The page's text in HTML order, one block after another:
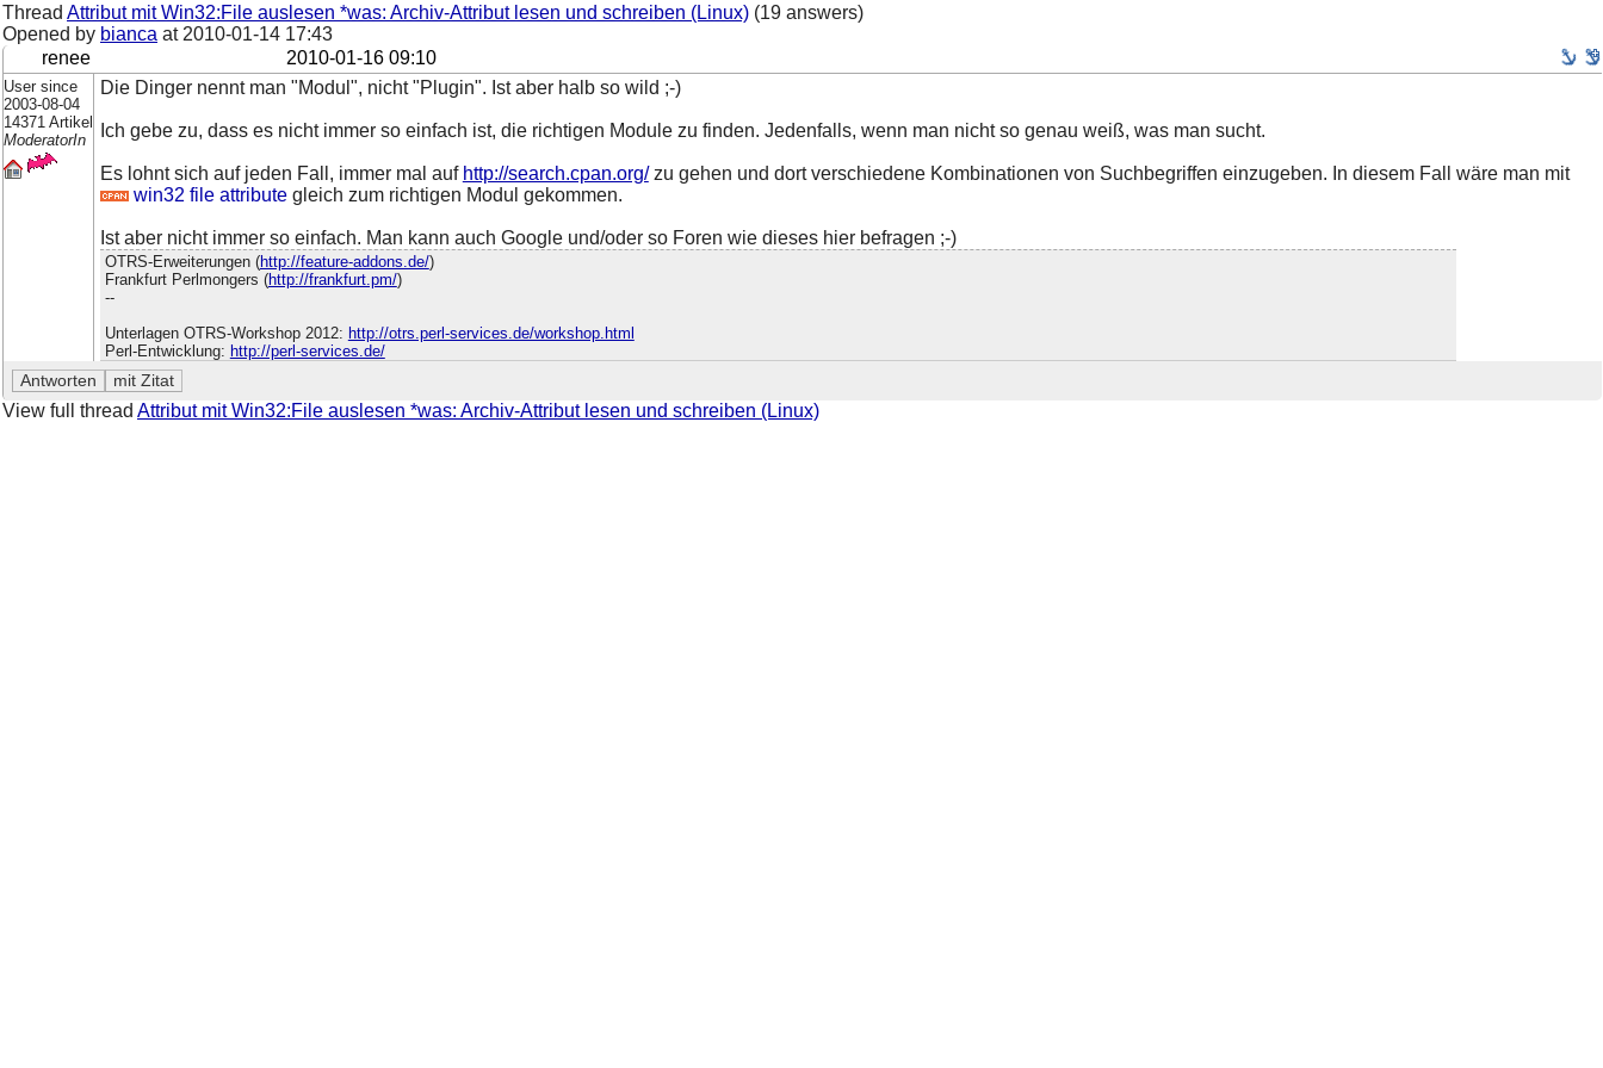
Thread Attribut mit Win32:File auslesen *was: Archiv-Attribut lesen und schreiben (Linux) (19 answers)
Opened by bianca at 2010-01-14 17:43
renee
2010-01-16 09:10
User since
2003-08-04
14371 Artikel
ModeratorIn
Die Dinger nennt man "Modul", nicht "Plugin". Ist aber halb so wild ;-)
Ich gebe zu, dass es nicht immer so einfach ist, die richtigen Module zu finden. Jedenfalls, wenn man nicht so genau weiß, was man sucht.
Es lohnt sich auf jeden Fall, immer mal auf http://search.cpan.org/zu gehen und dort verschiedene Kombinationen von Suchbegriffen einzugeben. In diesem Fall wäre man mit
win32 file attributegleich zum richtigen Modul gekommen.
Ist aber nicht immer so einfach. Man kann auch Google und/oder so Foren wie dieses hier befragen ;-)
OTRS-Erweiterungen (http://feature-addons.de/)
Frankfurt Perlmongers (http://frankfurt.pm/)
--
Unterlagen OTRS-Workshop 2012: http://otrs.perl-services.de/workshop.html
Perl-Entwicklung: http://perl-services.de/
View full thread Attribut mit Win32:File auslesen *was: Archiv-Attribut lesen und schreiben (Linux)